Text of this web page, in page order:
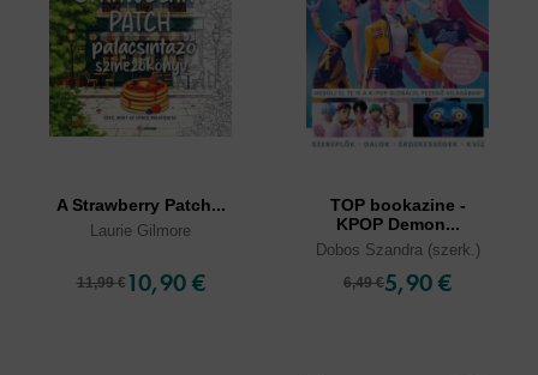
A Strawberry Patch...
Laurie Gilmore
11,99 € 10,90 €
TOP bookazine -
KPOP Demon...
Dobos Szandra (szerk.)
6,49 €5,90 €